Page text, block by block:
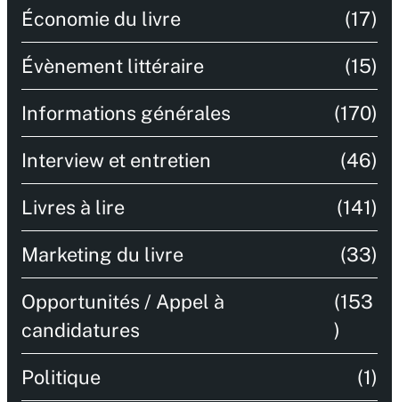
Économie du livre (17)
Évènement littéraire (15)
Informations générales (170)
Interview et entretien (46)
Livres à lire (141)
Marketing du livre (33)
Opportunités / Appel à
candidatures
(153
)
Politique (1)